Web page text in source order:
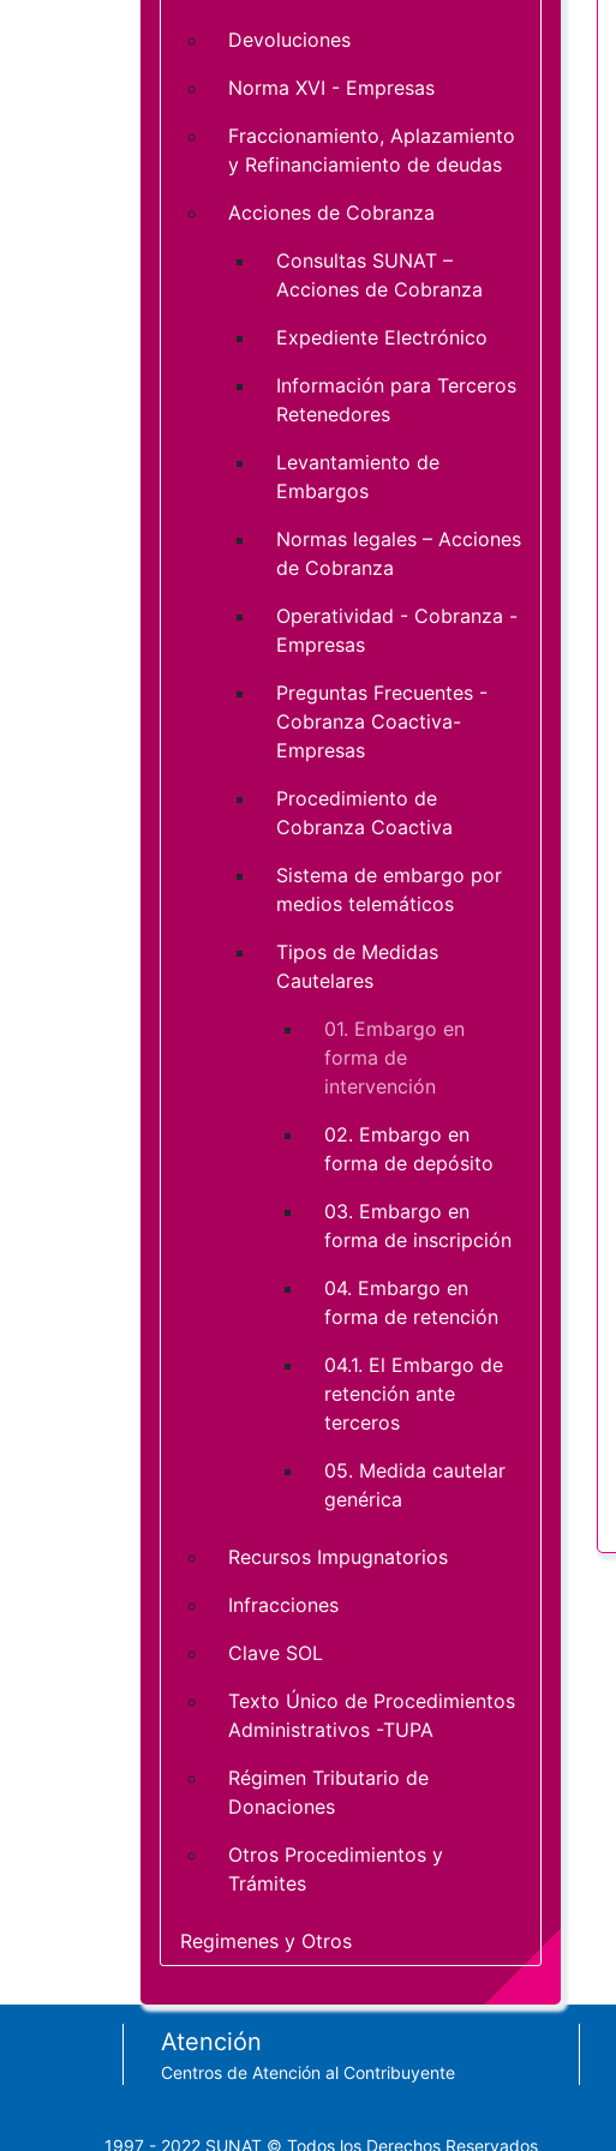
Devoluciones
Norma XVI - Empresas
Fraccionamiento, Aplazamiento
y Refinanciamiento de deudas
Acciones de Cobranza
Consultas SUNAT –
Acciones de Cobranza
Expediente Electrónico
Información para Terceros
Retenedores
Levantamiento de
Embargos
Normas legales – Acciones
de Cobranza
Operatividad - Cobranza -
Empresas
Preguntas Frecuentes -
Cobranza Coactiva-
Empresas
Procedimiento de
Cobranza Coactiva
Sistema de embargo por
medios telemáticos
Tipos de Medidas
Cautelares
01. Embargo en
forma de
intervención
02. Embargo en
forma de depósito
03. Embargo en
forma de inscripción
04. Embargo en
forma de retención
04.1. El Embargo de
retención ante
terceros
05. Medida cautelar
genérica
Recursos Impugnatorios
Infracciones
Clave SOL
Texto Único de Procedimientos
Administrativos -TUPA
Régimen Tributario de
Donaciones
Otros Procedimientos y
Trámites
Regimenes y Otros
Footer menu
Atención
Centros de Atención al Contribuyente
1997 - 2022 SUNAT © Todos los Derechos Reservados